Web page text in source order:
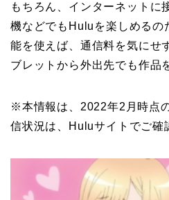
もちろん、インターネットに
機などでもHuluを楽しめるの
能を使えば、通信料を気にせ
ブレットから外出先でも作品
※本情報は、2022年2月時点
信状況は、Huluサイトでご確